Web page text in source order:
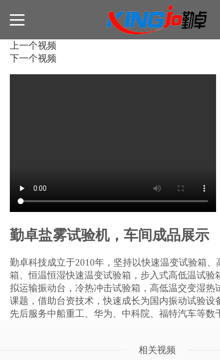
列表
上一个视频
下一个视频
勤卓盐雾试验机，车间成品展示
勤卓科技成立于2010年，坚持以快速温变试验箱
箱、恒温恒湿快速温变试验箱，步入式高低温试验
拟运输振动台，冷热冲击试验箱，高低温交变湿热
课题，借助台资技术，快速成长为国内振动试验设
先后服务中船重工、华为、中科院、福特汽车等数
相关视频